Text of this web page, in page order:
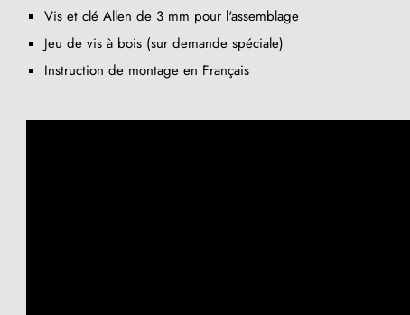
(41 avis)
Vis et clé Allen de 3 mm pour l'assemblage
Jeu de vis à bois (sur demande spéciale)
Instruction de montage en Français